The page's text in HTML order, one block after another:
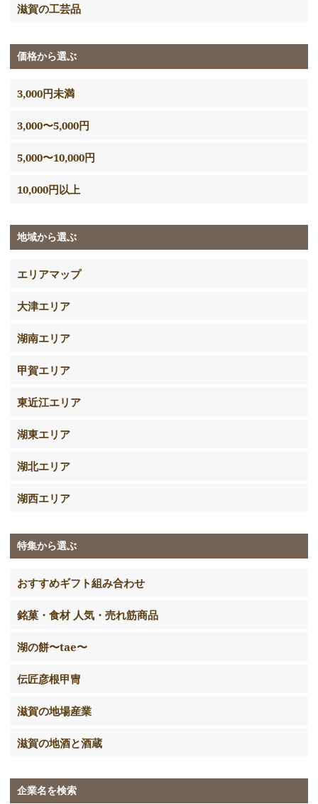
滋賀の工芸品
価格から選ぶ
3,000円未満
3,000〜5,000円
5,000〜10,000円
10,000円以上
地域から選ぶ
エリアマップ
大津エリア
湖南エリア
甲賀エリア
東近江エリア
湖東エリア
湖北エリア
湖西エリア
特集から選ぶ
おすすめギフト組み合わせ
銘菓・食材 人気・売れ筋商品
湖の餅〜tae〜
伝匠彦根甲冑
滋賀の地場産業
滋賀の地酒と酒蔵
企業名を検索